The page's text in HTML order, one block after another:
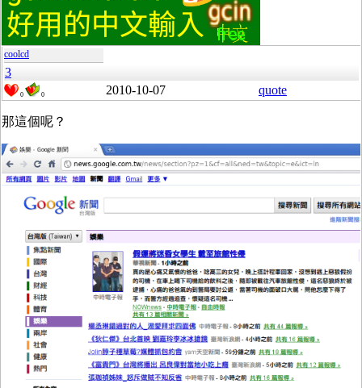
coolcd
3
0 0 2010-10-07 quote
那這個呢？